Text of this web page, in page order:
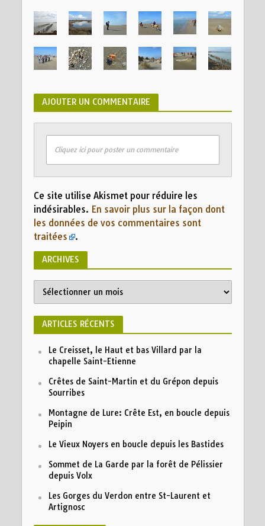
AJOUTER UN COMMENTAIRE
Cliquez ici pour poster un commentaire
Ce site utilise Akismet pour réduire les
indésirables. En savoir plus sur la façon dont
les données de vos commentaires sont
traitées
.
ARCHIVES
ARTICLES RÉCENTS
Le Creisset, le Haut et bas Villard par la
chapelle Saint-Etienne
Crêtes de Saint-Martin et du Grépon depuis
Sourribes
Montagne de Lure: Crête Est, en boucle depuis
Peipin
Le Vieux Noyers en boucle depuis les Bastides
Sommet de La Garde par la forêt de Pélissier
depuis Volx
Les Gorges du Verdon entre St-Laurent et
Artignosc